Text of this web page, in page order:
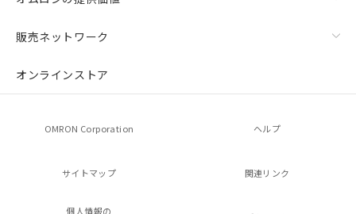
販売ネットワーク
オンラインストア
OMRON Corporation ヘルプ
サイトマップ 関連リンク
個人情報の